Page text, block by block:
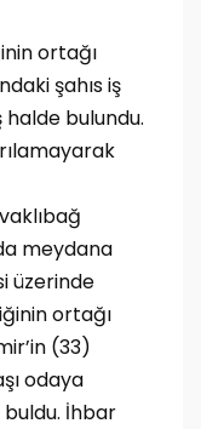
ortağı
şahıs iş
bulundu.
meydana
üzerinde
ortağı
(33)
odaya
İhbar